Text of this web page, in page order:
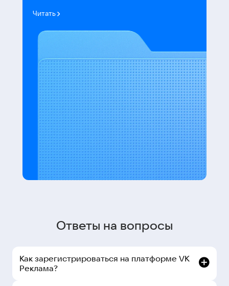
Читать
Ответы на вопросы
Как зарегистрироваться на платформе VK
Реклама?